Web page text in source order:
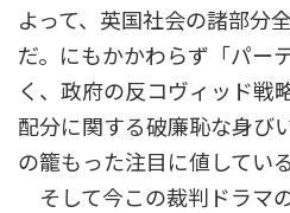
よって、英国社会の諸部分
だ。にもかかわらず「パー
く、政府の反コヴィッド戦
配分に関する破廉恥な身び
の籠もった注目に値している
そして今この裁判ドラマ